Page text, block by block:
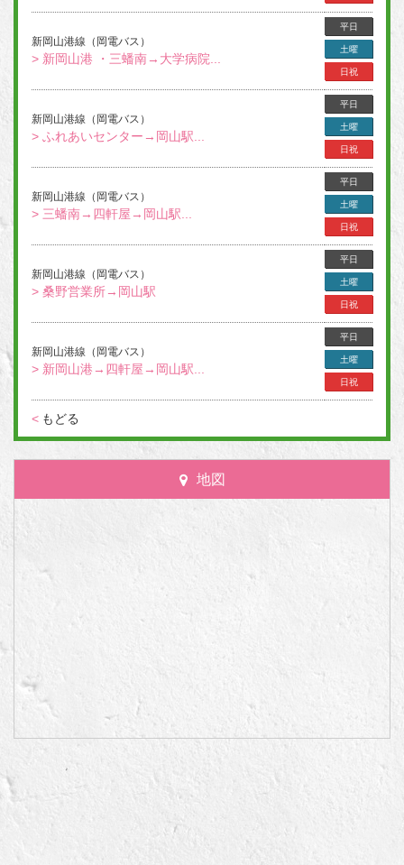
新岡山港線（岡電バス）
> 新岡山港 ・三蟠南→大学病院...
平日
土曜
日祝
新岡山港線（岡電バス）
> ふれあいセンター→岡山駅...
平日
土曜
日祝
新岡山港線（岡電バス）
> 三蟠南→四軒屋→岡山駅...
平日
土曜
日祝
新岡山港線（岡電バス）
> 桑野営業所→岡山駅
平日
土曜
日祝
新岡山港線（岡電バス）
> 新岡山港→四軒屋→岡山駅...
平日
土曜
日祝
< もどる
地図